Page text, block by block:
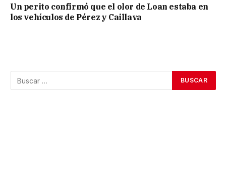
Un perito confirmó que el olor de Loan estaba en
los vehículos de Pérez y Caillava